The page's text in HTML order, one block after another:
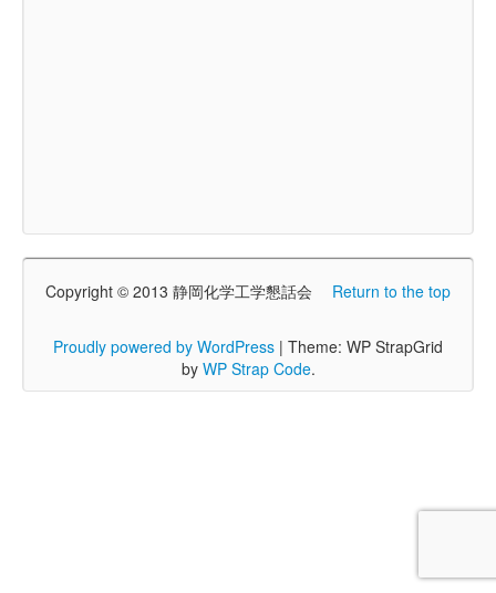
Return to the top
Copyright © 2013 静岡化学工学懇話会
Proudly powered by WordPress | Theme: WP StrapGrid
by WP Strap Code.